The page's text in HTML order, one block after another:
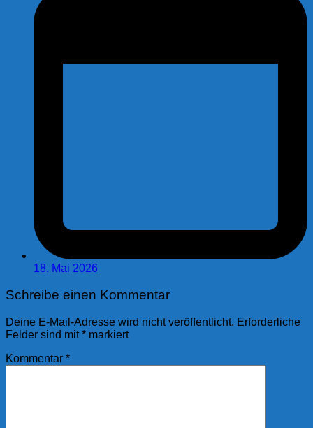
18. Mai 2026
Schreibe einen Kommentar
Deine E-Mail-Adresse wird nicht veröffentlicht. Erforderliche
Felder sind mit* markiert
Kommentar *